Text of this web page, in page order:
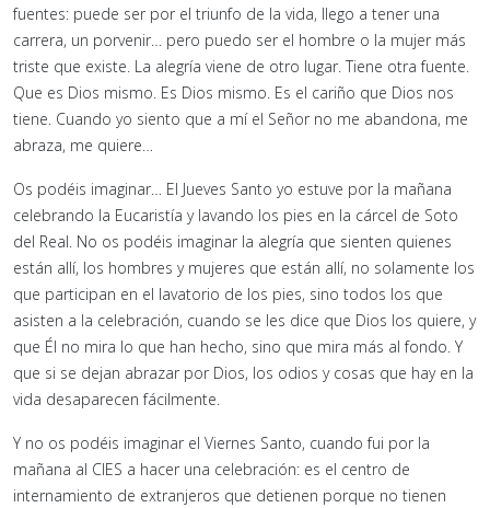
fuentes: puede ser por el triunfo de la vida, llego a tener una
carrera, un porvenir… pero puedo ser el hombre o la mujer más
triste que existe. La alegría viene de otro lugar. Tiene otra fuente.
Que es Dios mismo. Es Dios mismo. Es el cariño que Dios nos
tiene. Cuando yo siento que a mí el Señor no me abandona, me
abraza, me quiere…
Os podéis imaginar… El Jueves Santo yo estuve por la mañana
celebrando la Eucaristía y lavando los pies en la cárcel de Soto
del Real. No os podéis imaginar la alegría que sienten quienes
están allí, los hombres y mujeres que están allí, no solamente los
que participan en el lavatorio de los pies, sino todos los que
asisten a la celebración, cuando se les dice que Dios los quiere, y
que Él no mira lo que han hecho, sino que mira más al fondo. Y
que si se dejan abrazar por Dios, los odios y cosas que hay en la
vida desaparecen fácilmente.
Y no os podéis imaginar el Viernes Santo, cuando fui por la
mañana al CIES a hacer una celebración: es el centro de
internamiento de extranjeros que detienen porque no tienen